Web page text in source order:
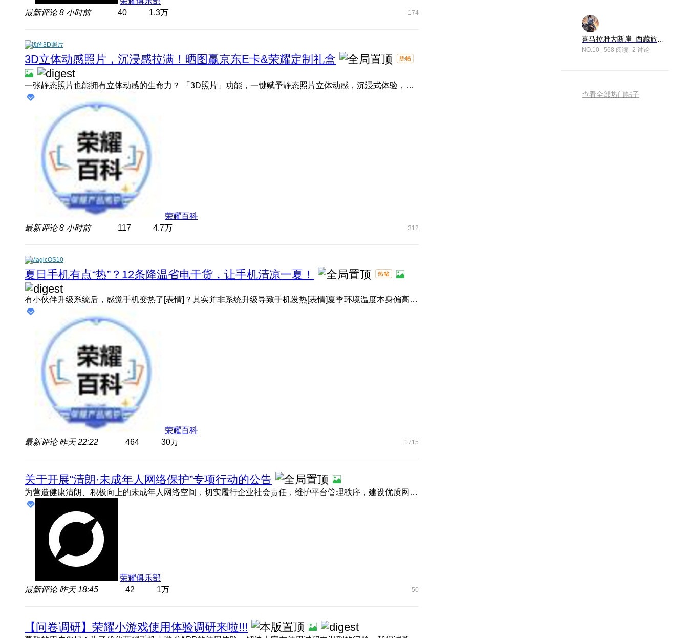
最新评论8 小时前 40 1.3万 174
我的3D照片
3D立体动感照片，沉浸感拉满！晒图赢京东E卡&荣耀定制礼盒
一张静态照片也能拥有立体动感的生命力？ 「3D照片」功能，一键赋予静态照片立体动感，沉浸式体验，让您的珍贵瞬 ...
荣耀百科
最新评论8 小时前 117 4.7万 312
MagicOS10
夏日手机有点“热”？12条降温省电干货，让手机清凉一夏！
有小伙伴升级系统后，感觉手机变热了[表情]？其实并非系统升级导致手机发热[表情]夏季环境温度本身偏高[表情]️， ...
荣耀百科
最新评论 昨天 22:22 464 30万 1715
关于开展“清朗·未成年人网络保护”专项行动的公告
为营造健康清朗、积极向上的未成年人网络空间，切实履行企业社会责任，维护平台管理秩序，建设优质网络生 ...
荣耀俱乐部
最新评论 昨天 18:45 42 1万 50
【问卷调研】荣耀小游戏使用体验调研来啦!!!
NO.10 568 阅读 2 讨论
查看全部热门帖子